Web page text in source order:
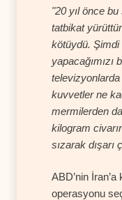
"20 yıl önce
tatbikat
kötüydü. Şimdi
yapacağımızı
televizyonlarda
kuvvetler ne
mermilerden
kilogram
sızarak dışarı
ABD’nin
operasyonu